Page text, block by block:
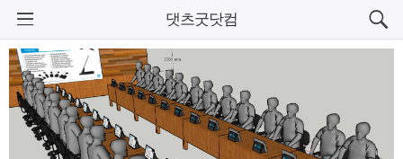
로그인 하세요
홈
주요제품
기타제품
댓츠굿닷컴